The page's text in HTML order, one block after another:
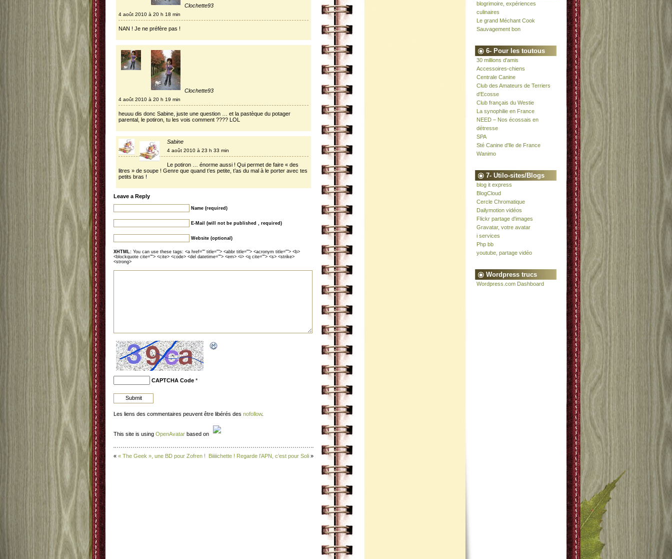
blogrimoire, expériences
culinaires
Le grand Méchant Cook
Sauvagement bon
6- Pour les toutous
30 millions d'amis
Accessoires-chiens
Centrale Canine
Club des Amateurs de Terriers
d'Ecosse
Club français du Westie
La synophilie en France
NEED – Nos écossais en
détresse
SPA
Sté Canine d'Ile de France
Wanimo
7- Utilo-sites/Blogs
blog it express
BlogCloud
Cercle Chromatique
Dailymotion vidéos
Flickr partage d'images
Gravatar, votre avatar
i services
Php bb
youtube, partage vidéo
Wordpress trucs
Wordpress.com Dashboard
Clochette93
4 août 2010 à 20 h 18 min
NAN ! Je ne préfère pas !
Clochette93
4 août 2010 à 20 h 19 min
heuuu dis donc Sabine, juste une question … et la pastèque du potager
parental, le potiron, tu les vois comment ???? LOL
Sabine
4 août 2010 à 23 h 33 min
Le potiron … énorme aussi ! Qui permet de faire « des
litres » de soupe ! Genre que quand t’es petite, t’as du mal à le porter avec tes
petits bras !
Leave a Reply
Name (required)
E-Mail (will not be published , required)
Website (optional)
XHTML: You can use these tags: <a href="" title=""> <abbr title=""> <acronym title=""> <b>
<blockquote cite=""> <cite> <code> <del datetime=""> <em> <i> <q cite=""> <s> <strike>
<strong>
CAPTCHA Code *
Les liens des commentaires peuvent être libérés des nofollow.
This site is using OpenAvatar based on
« « The Geek », une BD pour Zofren ! Biiiiichette ! Regarde l’APN, c’est pour Soli »